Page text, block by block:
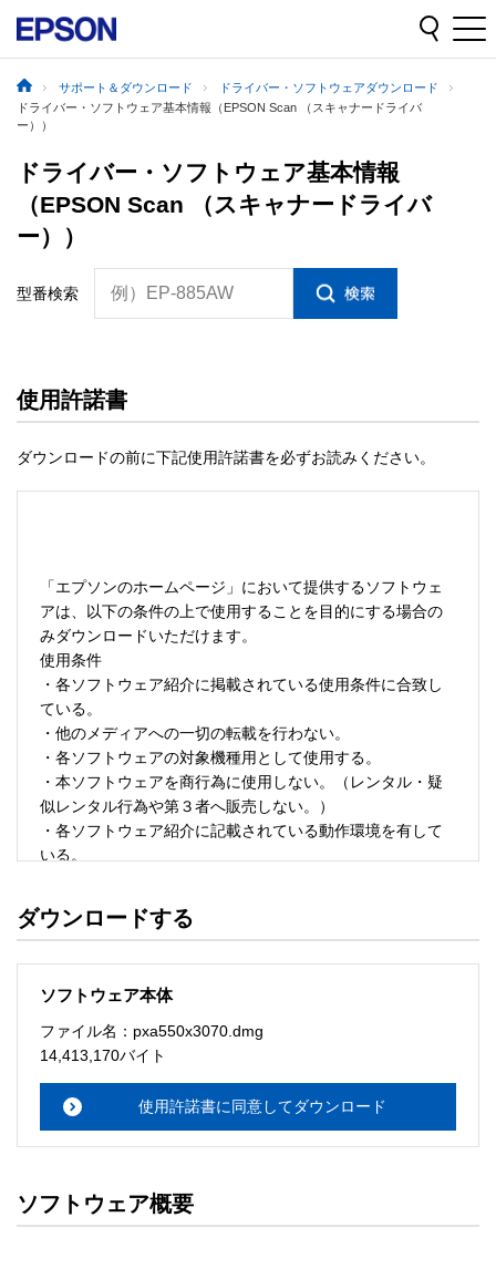
サポート＆ダウンロード
ドライバー・ソフトウェアダウンロード
ドライバー・ソフトウェア基本情報（EPSON Scan （スキャナードライバ
ー））
ドライバー・ソフトウェア基本情報
（EPSON Scan （スキャナードライバ
ー））
型番検索 例）EP-885AW
使用許諾書
ダウンロードの前に下記使用許諾書を必ずお読みください。
「エプソンのホームページ」において提供するソフトウェ
アは、以下の条件の上で使用することを目的にする場合の
みダウンロードいただけます。
使用条件
・各ソフトウェア紹介に掲載されている使用条件に合致し
ている。
・他のメディアへの一切の転載を行わない。
・各ソフトウェアの対象機種用として使用する。
・本ソフトウェアを商行為に使用しない。（レンタル・疑
似レンタル行為や第３者へ販売しない。）
・各ソフトウェア紹介に記載されている動作環境を有して
いる。
・ソフトウェアを改変、またはリバースエンジニアリング
ソフトウェアのサポート
・本サーバでは、ユーザーサポートは行いません。搭載ソ
メーションセンターまでお願い
ルをお読み下さい。
ソフトウェアの保証範囲
・ソフトウェアのダウンロード・導入はお客様の責任にお
ダウンロードする
ソフトウェア本体
ファイル名：pxa550x3070.dmg
14,413,170バイト
使用許諾書に同意してダウンロード
ソフトウェア概要